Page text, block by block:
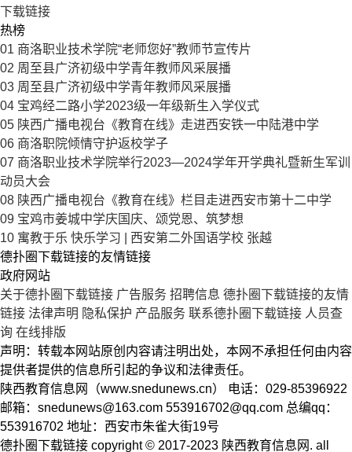
下载链接
热榜
01 商洛职业技术学院“老师您好”教师节宣传片
02 周至县广济初级中学青年教师风采展播
03 周至县广济初级中学青年教师风采展播
04 宝鸡经二路小学2023级一年级新生入学仪式
05 陕西广播电视台《教育在线》走进西安铁一中陆港中学
06 商洛职院倾情守护返校学子
07 商洛职业技术学院举行2023—2024学年开学典礼暨新生军训
动员大会
08 陕西广播电视台《教育在线》栏目走进西安市第十二中学
09 宝鸡市姜城中学庆国庆、颂党恩、筑梦想
10 寓教于乐 快乐学习 | 西安第二外国语学校 张越
德扑圈下载链接的友情链接
政府网站
关于德扑圈下载链接 广告服务 招聘信息 德扑圈下载链接的友情
链接 法律声明 隐私保护 产品服务 联系德扑圈下载链接 人员查
询 在线排版
声明：转载本网站原创内容请注明出处，本网不承担任何由内容
提供者提供的信息所引起的争议和法律责任。
陕西教育信息网（www.snedunews.cn） 电话：029-85396922
邮箱： snedunews@163.com 553916702@qq.com 总编qq：
553916702 地址：西安市朱雀大街19号
德扑圈下载链接 copyright © 2017-2023 陕西教育信息网. all